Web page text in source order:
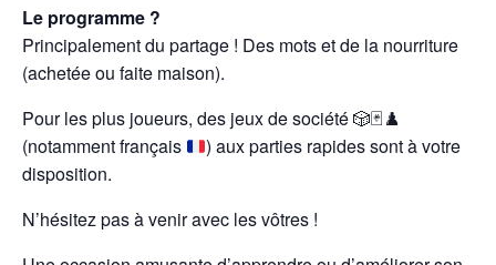
Le programme ?
Principalement du partage ! Des mots et de la nourriture
(achetée ou faite maison).
Pour les plus joueurs, des jeux de société 🎲🃏♟️
(notamment français
) aux parties rapides sont à votre
disposition.
N’hésitez pas à venir avec les vôtres !